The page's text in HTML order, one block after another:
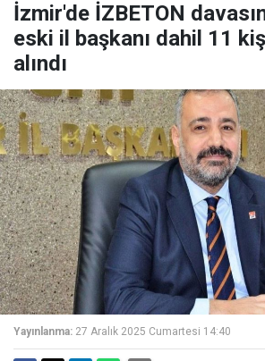
İzmir'de İZBETON
eski il başkanı dahil 11
alındı
Yayınlanma: 27 Aralık 2025 Cumartesi 14:40